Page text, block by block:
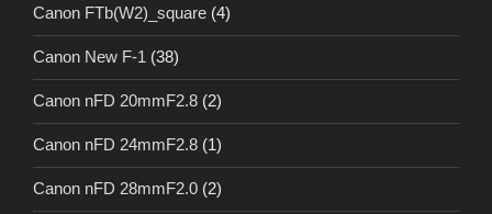
Canon FTb(W2)_square (4)
Canon New F-1 (38)
Canon nFD 20mmF2.8 (2)
Canon nFD 24mmF2.8 (1)
Canon nFD 28mmF2.0 (2)